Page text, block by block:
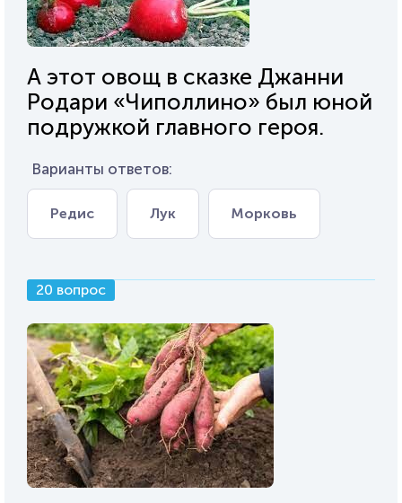
А этот овощ в сказке Джанни
Родари «Чиполлино» был юной
подружкой главного героя.
Варианты ответов:
Редис Лук Морковь
20 вопрос